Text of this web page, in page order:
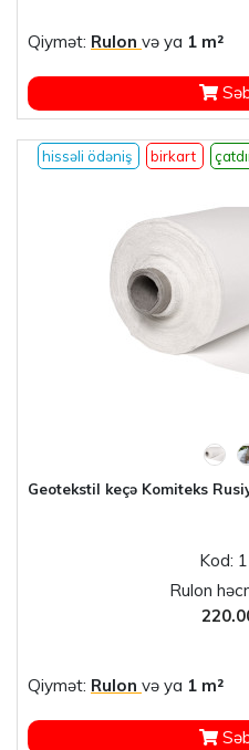
Qiymət: Rulon və ya 1 m²
hissəli ödəniş birkart
Geotekstil keçə Komiteks
Kod:
Rulon
Qiymət: Rulon və ya 1 m²